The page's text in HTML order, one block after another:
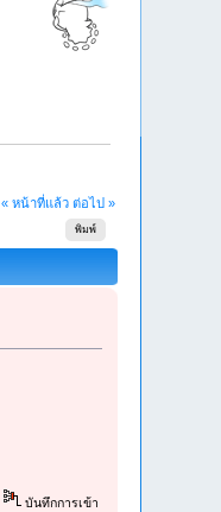
« หน้าที่แล้ว ต่อไป »
พิมพ์
บันทึกการเข้า